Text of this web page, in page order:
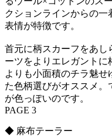
クションラインからの
表情が特徴です。
首元に柄スカーフをあし
ーツをよりエレガントに
よりも小面積のチラ魅
た色柄選びがオススメ
が色っぽいのです。
PAGE 3
◆ 麻布テーラー